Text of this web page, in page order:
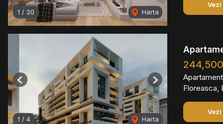
1 / 20 Harta
1 / 4 Harta
Previous Next
Floreasca,